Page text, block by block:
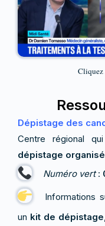
Cliquez
Dépistage des
Centre régional
dépistage
Numéro vert:
Informations
un kit de dépistage